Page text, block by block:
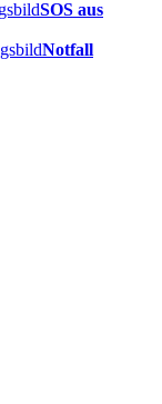
SOS aus
Notfall